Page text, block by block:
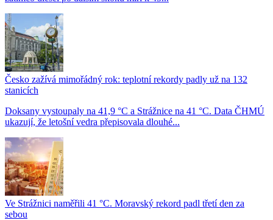
Česko zažívá mimořádný rok: teplotní rekordy padly už na 132
stanicích
Doksany vystoupaly na 41,9 °C a Strážnice na 41 °C. Data ČHMÚ
ukazují, že letošní vedra přepisovala dlouhé...
Ve Strážnici naměřili 41 °C. Moravský rekord padl třetí den za
sebou